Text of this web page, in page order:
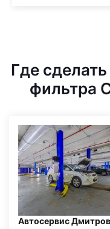
Где
фильтра
Автосервис